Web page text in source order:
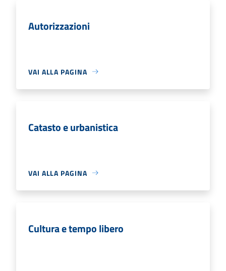
Autorizzazioni
VAI ALLA PAGINA
Catasto e urbanistica
VAI ALLA PAGINA
Cultura e tempo libero